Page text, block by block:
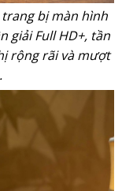
bị màn hình
giải Full HD+, tần
rộng rãi và mượt